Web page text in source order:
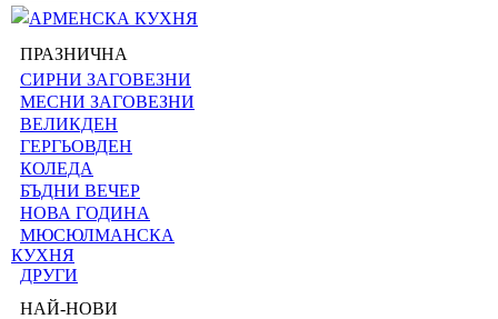
АРМЕНСКА КУХНЯ
ПРАЗНИЧНА
СИРНИ ЗАГОВЕЗНИ
МЕСНИ ЗАГОВЕЗНИ
ВЕЛИКДЕН
ГЕРГЬОВДЕН
КОЛЕДА
БЪДНИ ВЕЧЕР
НОВА ГОДИНА
МЮСЮЛМАНСКА
КУХНЯ
ДРУГИ
НАЙ-НОВИ